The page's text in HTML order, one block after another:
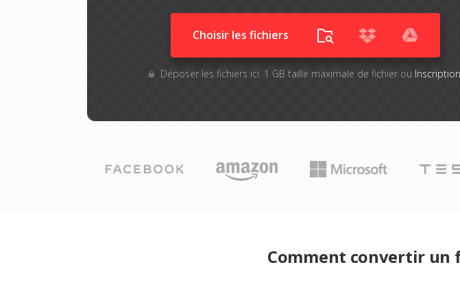
Choisir les fichiers
Déposer les fichiers ici. 1 GB taille maximale de fichier ou Inscription
Comment convertir un